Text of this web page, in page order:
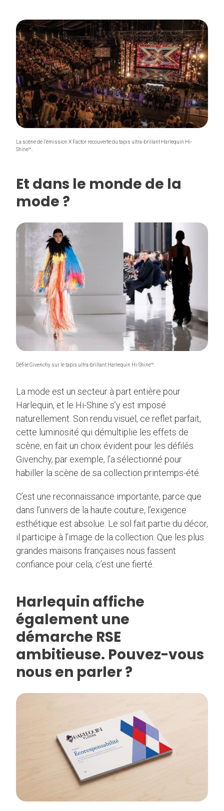
La scène de l’émission X Factor recouverte du tapis ultra-brillant Harlequin Hi-
Shine™.
Et dans le monde de la
mode ?
Défilé Givenchy sur le tapis ultra-brillant Harlequin Hi-Shine™.
La mode est un secteur à part entière pour
Harlequin, et le Hi-Shine s’y est imposé
naturellement. Son rendu visuel, ce reflet parfait,
cette luminosité qui démultiplie les effets de
scène, en fait un choix évident pour les défilés.
Givenchy, par exemple, l’a sélectionné pour
habiller la scène de sa collection printemps-été.
C’est une reconnaissance importante, parce que
dans l’univers de la haute couture, l’exigence
esthétique est absolue. Le sol fait partie du décor,
il participe à l’image de la collection. Que les plus
grandes maisons françaises nous fassent
confiance pour cela, c’est une fierté.
Harlequin affiche
également une
démarche RSE
ambitieuse. Pouvez-vous
nous en parler ?